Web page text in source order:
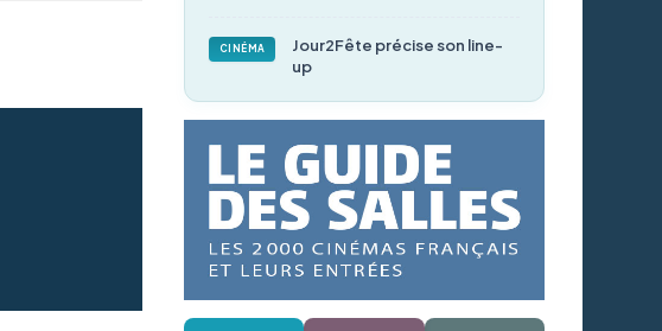
CINÉMA
Jour2Fête précise son line-
up